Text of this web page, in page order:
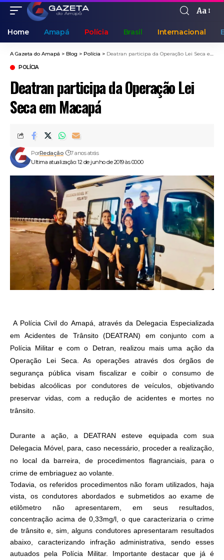
Aa
Home Amapá Polícia Brasil Internacional
A Gazeta do Amapá > Blog > Polícia > Deatran participa da Operação Lei Seca em Macapá
POLÍCIA
Deatran participa da Operação Lei
Seca em Macapá
Ultima atualização: 12 de junho de 2019 às 00:00
PorRedação 7 anos atrás
A Polícia Civil do Amapá, através da Delegacia Especializada
em Acidentes de Trânsito (DEATRAN) em conjunto com a
Polícia Militar e com o Detran, realizou mais uma ação da
Operação Lei Seca. As operações através dos órgãos de
segurança pública visam fiscalizar e coibir o consumo de
bebidas alcoólicas por condutores de veículos, objetivando
preservar vidas, com a redução de acidentes e mortes no
trânsito.
Durante a ação, a DEATRAN esteve equipada com sua
Delegacia Móvel, para, caso necessário, proceder a realização,
no local da barreira, de procedimentos flagranciais, para o
crime de embriaguez ao volante.
Todavia, os referidos procedimentos não foram utilizados, haja
vista, os condutores abordados e submetidos ao exame de
etilômetro não apresentarem, em seus resultados,
concentração acima de 0,33mg/l, o que caracterizaria o crime
de trânsito e, sim, alguns condutores apresentaram resultados
abaixo, caracterizando infração administrativa, sendo esses
autuados pela Polícia Militar. Importante destacar que já é